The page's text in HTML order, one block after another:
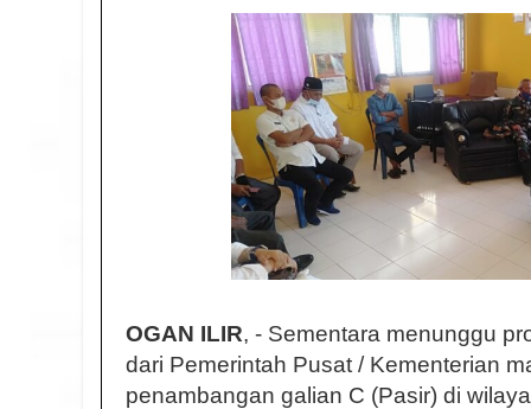
OGAN ILIR, - Sementara menunggu
dari Pemerintah Pusat / Kementerian
penambangan galian C (Pasir) di